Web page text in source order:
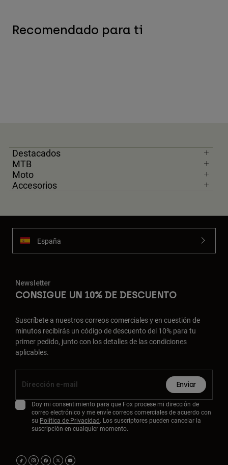
Recomendado para ti
Destacados
MTB
Moto
Accesorios
España
Newsletter
CONSIGUE UN 10% DE DESCUENTO
Suscríbete a nuestros correos comerciales y en cuestión de
minutos recibirás un código de descuento del 10% para tu
primer pedido, junto con los detalles de las condiciones
aplicables.
Enviar
Doy mi consentimiento para que Fox procese mi dirección de
correo electrónico y me envíe correos comerciales de acuerdo con
su Política de Privacidad. Los suscriptores pueden cancelar la
suscripción en cualquier momento.